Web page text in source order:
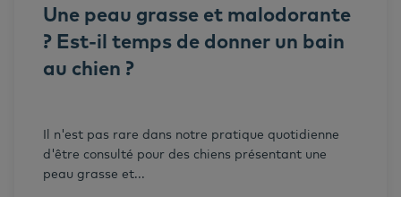
Une peau grasse et malodorante
? Est-il temps de donner un bain
au chien ?
Il n'est pas rare dans notre pratique quotidienne
d'être consulté pour des chiens présentant une
peau grasse et...